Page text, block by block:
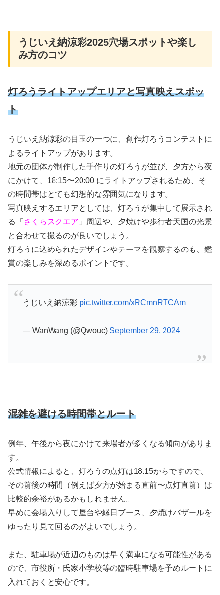
うじいえ納涼彩2025穴場スポットや楽し
み方のコツ
灯ろうライトアップエリアと写真映えスポッ
ト
うじいえ納涼彩の目玉の一つに、創作灯ろうコンテストに
よるライトアップがあります。
地元の団体が制作した手作りの灯ろうが並び、夕方から夜
にかけて、18:15〜20:00 にライトアップされるため、そ
の時間帯はとても幻想的な雰囲気になります。
写真映えするエリアとしては、灯ろうが集中して展示され
る「 さくらスクエア 」周辺や、夕焼けや歩行者天国の光景
と合わせて撮るのが良いでしょう。
灯ろうに込められたデザインやテーマを観察するのも、鑑
賞の楽しみを深めるポイントです。
うじいえ納涼彩 pic.twitter.com/xRCmnRTCAm
— WanWang (@Qwouc) September 29, 2024
混雑を避ける時間帯とルート
例年、午後から夜にかけて来場者が多くなる傾向がありま
す。
公式情報によると、灯ろうの点灯は18:15からですので、
その前後の時間（例えば夕方が始まる直前〜点灯直前）は
比較的余裕があるかもしれません。
早めに会場入りして屋台や縁日ブース、夕焼けバザールを
ゆったり見て回るのがよいでしょう。
また、駐車場が近辺のものは早く満車になる可能性がある
ので、市役所・氏家小学校等の臨時駐車場を予めルートに
入れておくと安心です。